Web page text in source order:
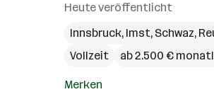
Heute veröffentlicht
Innsbruck, Imst, Schwaz,
Vollzeit
ab 2.500 €
Merken